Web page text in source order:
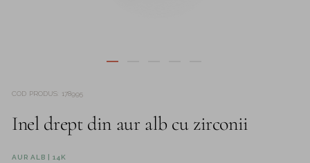
COD PRODUS 178995
Inel drept din aur alb cu zirconii
AUR ALB | 14K